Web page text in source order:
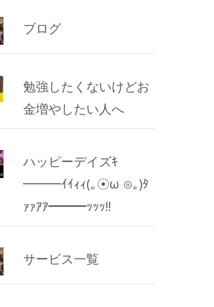
ブログ
勉強したくないけどお
金増やしたい人へ
ハッピーデイズｷ
━━━ｲｲｨｨ(｡☉ω ⊙｡)ﾀ
ｧｧｱｱ━━━ｯｯｯ!!
サービス一覧